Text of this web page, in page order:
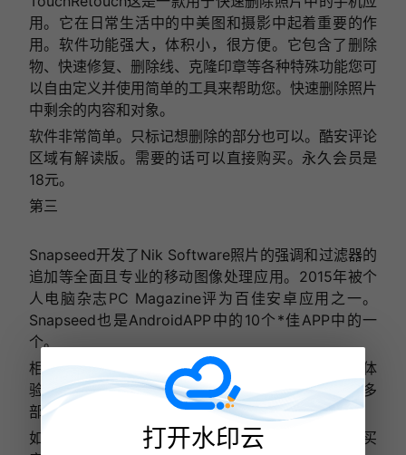
用。它在日常生活中的中美图和摄影中起着重要的作
用。软件功能强大，体积小，很方便。它包含了删除
物、快速修复、删除线、克隆印章等各种特殊功能您可
以自由定义并使用简单的工具来帮助您。快速删除照片
中剩余的内容和对象。
软件非常简单。只标记想删除的部分也可以。酷安评论
区域有解读版。需要的话可以直接购买。永久会员是
18元。
第三
Snapseed开发了Nik Software照片的强调和过滤器的
追加等全面且专业的移动图像处理应用。2015年被个
人电脑杂志PC Magazine评为百佳安卓应用之一。
Snapseed也是AndroidAPP中的10个*佳APP中的一
个。
相当于手机版的PS，没有广告的话是免费的。可以体
验不输给收费的修理软件。很方便。自动化功能有很多
部分调整方案。和修理图的后期相比简单好用。
如果只留下修理图的话APP，就不会犹豫选择这个。买
打开水印云